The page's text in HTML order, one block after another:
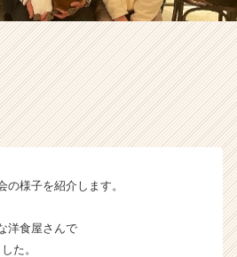
様子を紹介します。
洋食屋さんで
た。